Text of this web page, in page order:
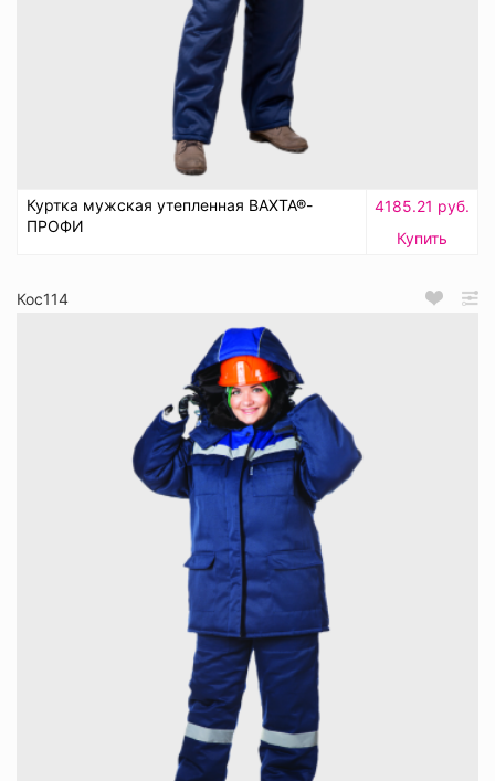
Куртка мужская утепленная ВАХТА®-
ПРОФИ
4185.21 руб.
Купить
Кос114